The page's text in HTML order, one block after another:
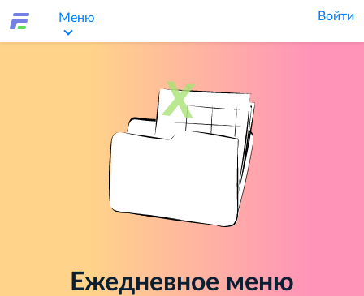
Меню Войти
Ежедневное меню